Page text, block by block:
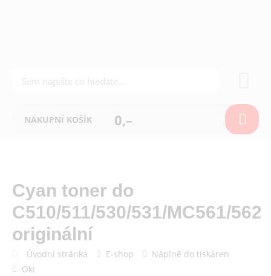
NÁKUPNÍ KOŠÍK 0,–
Cyan toner do
C510/511/530/531/MC561/562
originální
Úvodní stránka E-shop
Náplně do tiskáren
Oki